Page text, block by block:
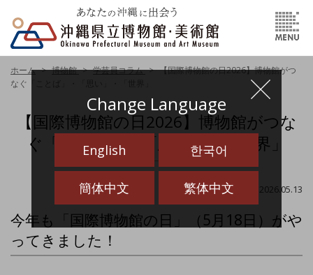
Change Language
English 한국어
簡体中文 繁体中文
ホーム 博物館 学芸員コラム
【国際博物館の日2026】博物館がつ
なぐ「ことば」・「思い」・「世界」
【国際博物館の日2026】博物館がつな
ぐ「ことば」・「思い」・「世界」
最終更新日：2026.05.13
今年も「国際博物館の日」（5月18日）がや
ってきました！